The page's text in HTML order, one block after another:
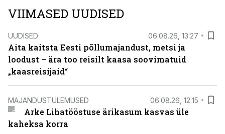
VIIMASED UUDISED
UUDISED 06.08.26, 13:27
Aita kaitsta Eesti põllumajandust, metsi ja
loodust – ära too reisilt kaasa soovimatuid
„kaasreisijaid“
MAJANDUSTULEMUSED 06.08.26, 12:15
Arke Lihatööstuse ärikasum kasvas üle
kaheksa korra